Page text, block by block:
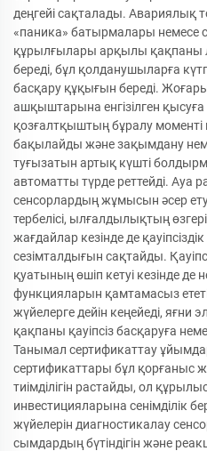
деңгейі сақталады. Авариялық
«паника» батырмалары немесе
құрылғылары арқылы қақпаны
береді, бұл қолданушыларға
басқару құқығын береді.
ашқыштарына енгізілген
қозғалтқыштың бұралу моменті
бақылайды және зақымдану
туғызатын артық күшті
автоматты түрде реттейді. Ауа
сенсорлардың жұмысын әсер
тербелісі, ылғалдылықтың
жағдайлар кезінде де
сезімталдығын сақтайды.
қуатының өшіп кетуі кезінде де
функцияларын қамтамасыз
жүйелерге дейін кеңейеді, яғни
қақпаны қауіпсіз басқаруға
Танымал сертификаттау
сертификаттары бұл қорғаныс
тиімділігін растайды, ол
инвестицияларына сенімділік
жүйелерін диагностикалау
сымдардың бүтіндігін және